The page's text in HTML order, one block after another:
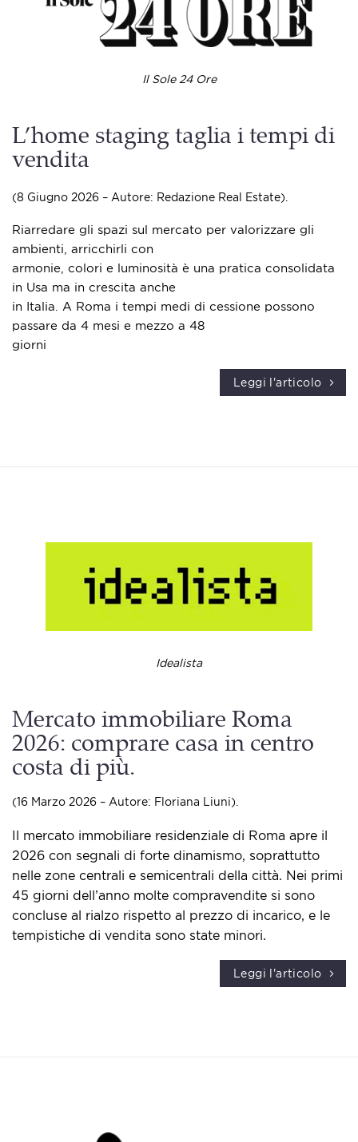
Il Sole 24 Ore
L’home staging taglia i tempi di
vendita
(8 Giugno 2026 – Autore: Redazione Real Estate).
Riarredare gli spazi sul mercato per valorizzare gli
ambienti, arricchirli con
armonie, colori e luminosità è una pratica consolidata
in Usa ma in crescita anche
in Italia. A Roma i tempi medi di cessione possono
passare da 4 mesi e mezzo a 48
giorni
Leggi l'articolo
Idealista
Mercato immobiliare Roma
2026: comprare casa in centro
costa di più.
(16 Marzo 2026 – Autore: Floriana Liuni).
Il mercato immobiliare residenziale di Roma apre il
2026 con segnali di forte dinamismo, soprattutto
nelle zone centrali e semicentrali della città. Nei primi
45 giorni dell’anno molte compravendite si sono
concluse al rialzo rispetto al prezzo di incarico, e le
tempistiche di vendita sono state minori.
Leggi l'articolo